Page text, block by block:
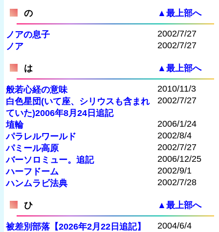
の ▲最上部へ
ノアの息子
2002/7/27
ノア
2002/7/27
は ▲最上部へ
般若心経の意味
2010/11/3
白色星団(いて座、シリウスも含まれ
ていた)2006年8月24日追記
2002/7/27
埴輪
2006/1/24
パラレルワールド
2002/8/4
パミール高原
2002/7/27
バーソロミュー。追記
2006/12/25
ハーフドーム
2002/9/1
ハンムラビ法典
2002/7/28
ひ ▲最上部へ
被差別部落【2026年2月22日追記】
2004/6/4